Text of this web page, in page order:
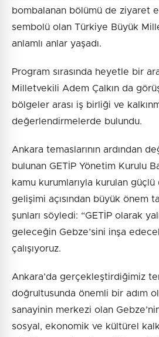
bombalanan bölümü de ziyaret
sembolü olan Türkiye Büyük
anlamlı anlar yaşadı.
Program sırasında heyetle bir
Milletvekili Adem Çalkın da
bölgeler arası iş birliği ve
değerlendirmelerde bulundu.
Ankara temaslarının ardından
bulunan GETİP Yönetim Kurulu
kamu kurumlarıyla kurulan
gelişimi açısından büyük önem
şunları söyledi: “GETİP olarak
geleceğin Gebze’sini inşa
çalışıyoruz.
Ankara’da gerçekleştirdiğimiz
doğrultusunda önemli bir adım
sanayinin merkezi olan
sosyal, ekonomik ve kültürel